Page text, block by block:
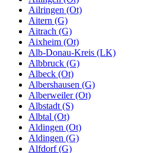
Ailringen (Ot)
Aitern (G)
Aitrach (G)
Aixheim (Ot)
Alb-Donau-Kreis (LK)
Albbruck (G)
Albeck (Ot)
Albershausen (G)
Alberweiler (Ot)
Albstadt (S)
Albtal (Ot)
Aldingen (Ot)
Aldingen (G)
Alfdorf (G)